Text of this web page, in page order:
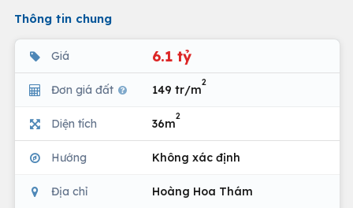
Thông tin chung
Giá 6.1 tỷ
Đơn giá đất 149 tr/m
2
Diện tích 36m
2
Hướng Không xác định
Địa chỉ Hoàng Hoa Thám